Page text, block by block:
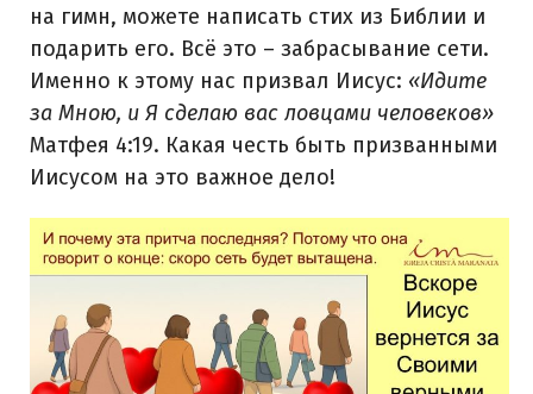
на гимн, можете написать стих из Библии и
подарить его. Всё это – забрасывание сети.
Именно к этому нас призвал Иисус: «Идите
за Мною, и Я сделаю вас ловцами человеков»
Матфея 4:19. Какая честь быть призванными
Иисусом на это важное дело!